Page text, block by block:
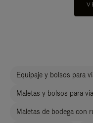
Equipaje y bolsos para
Maletas y bolsos para
Maletas de bodega con